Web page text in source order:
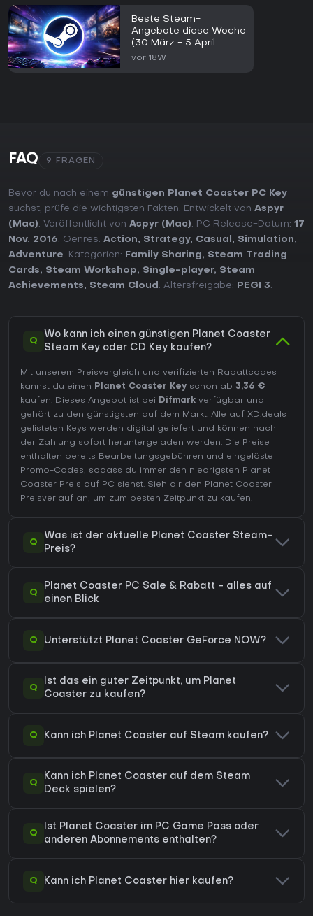
Beste Steam-
Angebote diese Woche
(30 März - 5 April
2026)
vor 18W
FAQ 9 FRAGEN
Bevor du nach einem günstigen Planet Coaster PC Key
suchst, prüfe die wichtigsten Fakten. Entwickelt von Aspyr
(Mac). Veröffentlicht von Aspyr (Mac). PC Release-Datum: 17
Nov. 2016. Genres: Action, Strategy, Casual , Simulation,
Adventure. Kategorien: Family Sharing, Steam Trading
Cards, Steam Workshop, Single-player, Steam
Achievements, Steam Cloud . Altersfreigabe: PEGI 3.
Q
Wo kann ich einen günstigen Planet Coaster
Steam Key oder CD Key kaufen?
Mit unserem Preisvergleich und verifizierten Rabattcodes
kannst du einen Planet Coaster Key schon ab 3,36 €
kaufen. Dieses Angebot ist bei Difmark verfügbar und
gehört zu den günstigsten auf dem Markt. Alle auf XD.deals
gelisteten Keys werden digital geliefert und können nach
der Zahlung sofort heruntergeladen werden. Die Preise
enthalten bereits Bearbeitungsgebühren und eingelöste
Promo-Codes, sodass du immer den niedrigsten Planet
Coaster Preis auf PC siehst. Sieh dir den Planet Coaster
Preisverlauf an, um zum besten Zeitpunkt zu kaufen.
Q
Was ist der aktuelle Planet Coaster Steam-
Preis?
Q
Planet Coaster PC Sale & Rabatt - alles auf
einen Blick
Q Unterstützt Planet Coaster GeForce NOW?
Q
Ist das ein guter Zeitpunkt, um Planet
Coaster zu kaufen?
Q Kann ich Planet Coaster auf Steam kaufen?
Q
Kann ich Planet Coaster auf dem Steam
Deck spielen?
Q
Ist Planet Coaster im PC Game Pass oder
anderen Abonnements enthalten?
Q Kann ich Planet Coaster hier kaufen?